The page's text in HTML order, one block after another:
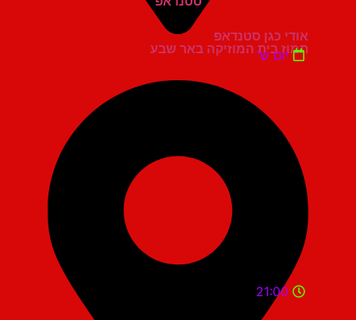
תמוז בית המוזיקה באר שבע
אודי כגן סטנדאפ
יום ש'
21:00